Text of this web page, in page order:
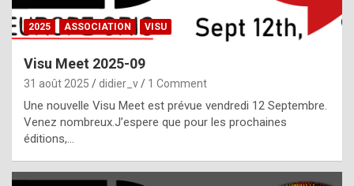
g
h
t
f
2025 ASSOCIATION VISU
Visu Meet 2025-09
31 août 2025 didier_v 1 Comment
Une nouvelle Visu Meet est prévue vendredi 12 Septembre.
Venez nombreux.J’espere que pour les prochaines
éditions,…